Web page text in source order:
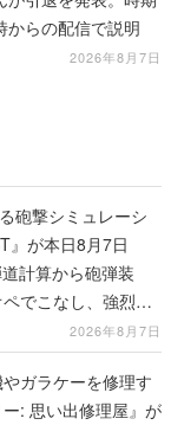
からの配信で説明
2026年8月7日
砲撃シミュレーシ
』が本日8月7日
計算から砲弾装
でこなし、強烈な
ンある作品2026年8月7日
ガラケーを修理す
: 思い出修理屋』が